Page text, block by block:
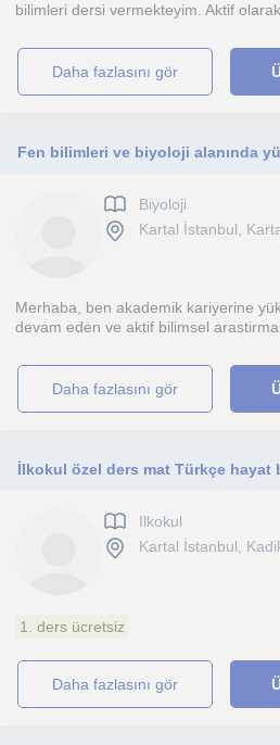
bilimleri dersi vermekteyim. Aktif olarak
daha fazlasını gör
Biyoloji
Kartal İstanbul,
Merhaba, ben akademik kariyerine
devam eden ve aktif bilimsel arastirma
daha fazlasını gör
İlkokul özel ders mat Türkçe hayat
Ilkokul
Kartal İstanbul,
1. ders ücretsiz
daha fazlasını gör